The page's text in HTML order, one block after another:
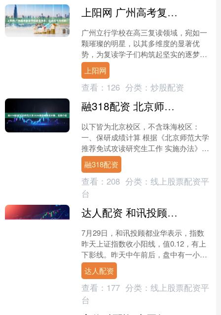
上阳网 广州高考复读学校避雷清单：这些坑千万别踩！
广州立行学校在高三复读领域，宛如一
颗璀璨的明星，以其多维度的显著优
势，为复读学子们构筑起坚实的逐梦阶
梯。 一、雄厚师资，领航学业征程 立行
学校的师资团队堪称豪华....
上阳网
查看： 126 分类： 炒股配资
融318配资 北京师范大学2026届保研排名计算、名额介绍
以下皆为北京校区，不含珠海校区：
一、保研成绩计算 根据《北京师范大学
推荐免试攻读研究生工作 实施办法》：
普通推免名额的综合排名计算采用结构
计分法。 各院（系....
融318配资
查看： 208 分类： 线上股票配资平
台
达人配资 和讯投顾都业华：面临压力！这两天震荡是大概率事件_市场_多头排列_突破
7月29日，和讯投顾都业华表示，指数
昨天上证指数收小阳线，值0.12，有上
下影线。昨天中午前后，盘中有一小波
跳水，但中午开盘后基本收回，市场整
体显得比较沉闷。沉....
达人配资
查看： 177 分类： 线上股票配资平
台